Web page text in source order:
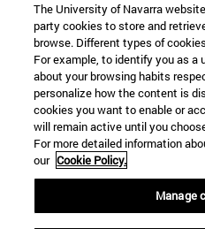
The University of Navarra
party cookies to store and
browse. Different types of
For example, to identify you as a
about your browsing habits
personalize how the content is
cookies you want to enable or
will remain active until you
For more detailed information
our Cookie Policy.
Manage